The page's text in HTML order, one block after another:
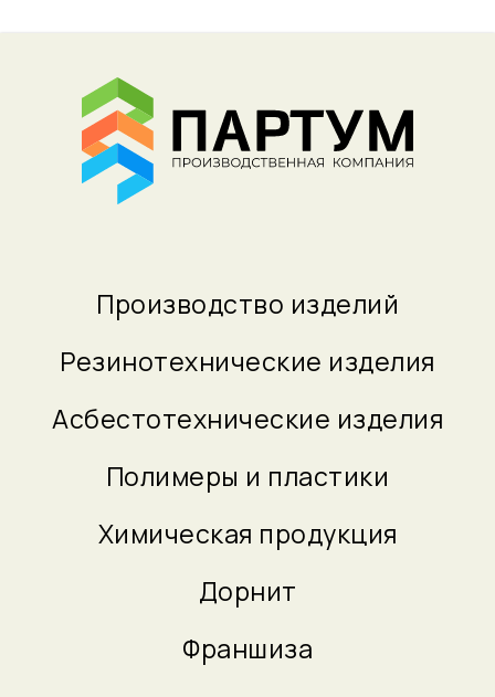
Производство изделий
Резинотехнические изделия
Асбестотехнические изделия
Полимеры и пластики
Химическая продукция
Дорнит
Франшиза